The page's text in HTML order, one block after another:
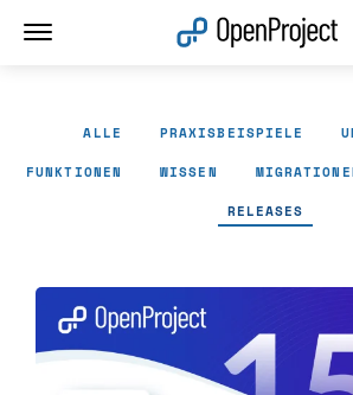
ALLE PRAXISBEISPIELE
FUNKTIONEN WISSEN
RELEASES
Link in neuem Tab öffnen